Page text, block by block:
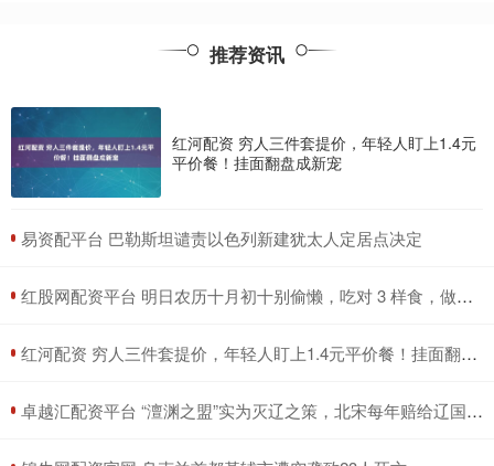
推荐资讯
红河配资 穷人三件套提价，年轻人盯上1.4元
平价餐！挂面翻盘成新宠
​易资配平台 巴勒斯坦谴责以色列新建犹太人定居点决定
​红股网配资平台 明日农历十月初十别偷懒，吃对 3 样食，做好 1 件事，日子越越过越顺
​红河配资 穷人三件套提价，年轻人盯上1.4元平价餐！挂面翻盘成新宠
​卓越汇配资平台 “澶渊之盟”实为灭辽之策，北宋每年赔给辽国岁币，背后另有深意